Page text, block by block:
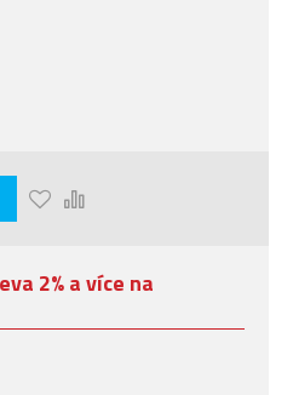
2% a více na